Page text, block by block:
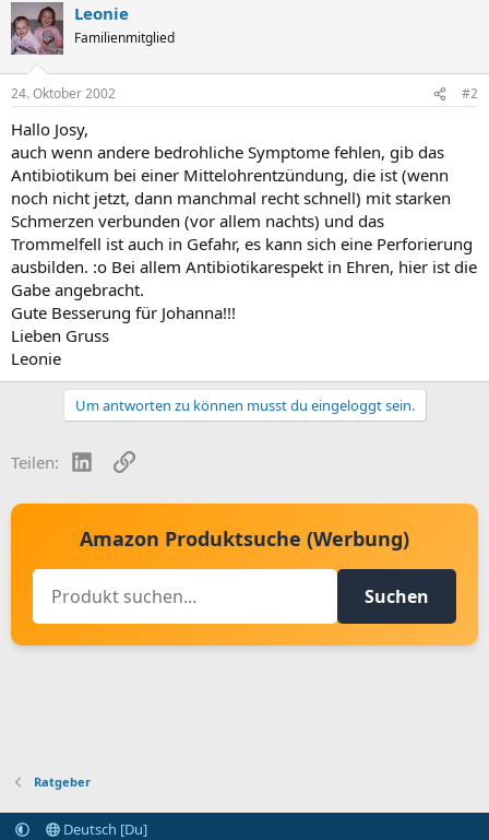
Leonie
Familienmitglied
24. Oktober 2002 #2
Hallo Josy,
auch wenn andere bedrohliche Symptome fehlen, gib das
Antibiotikum bei einer Mittelohrentzündung, die ist (wenn
noch nicht jetzt, dann manchmal recht schnell) mit starken
Schmerzen verbunden (vor allem nachts) und das
Trommelfell ist auch in Gefahr, es kann sich eine Perforierung
ausbilden. :o Bei allem Antibiotikarespekt in Ehren, hier ist die
Gabe angebracht.
Gute Besserung für Johanna!!!
Lieben Gruss
Leonie
Um antworten zu können musst du eingeloggt sein.
Teilen: LinkedInLink
Amazon Produktsuche (Werbung)
Suchen
Ratgeber
Deutsch [Du]